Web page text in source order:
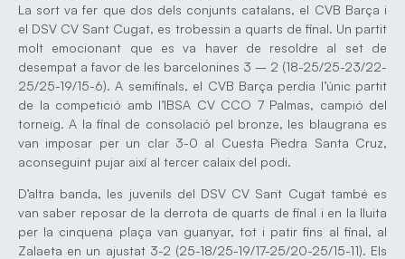
La sort va fer que dos dels conjunts catalans, el CVB Barça i
el DSV CV Sant Cugat, es trobessin a quarts de final. Un partit
molt emocionant que es va haver de resoldre al set de
desempat a favor de les barcelonines 3 – 2 (18-25/25-23/22-
25/25-19/15-6). A semifinals, el CVB Barça perdia l’únic partit
de la competició amb l’IBSA CV CCO 7 Palmas, campió del
torneig. A la final de consolació pel bronze, les blaugrana es
van imposar per un clar 3-0 al Cuesta Piedra Santa Cruz,
aconseguint pujar així al tercer calaix del podi.
D’altra banda, les juvenils del DSV CV Sant Cugat també es
van saber reposar de la derrota de quarts de final i en la lluita
per la cinquena plaça van guanyar, tot i patir fins al final, al
Zalaeta en un ajustat 3-2 (25-18/25-19/17-25/20-25/15-11). Els